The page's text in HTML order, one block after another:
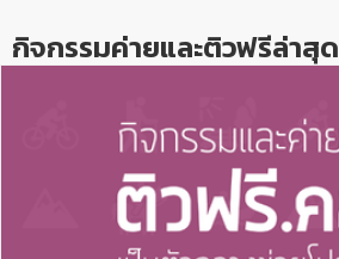
กิจกรรมค่ายและติวฟรีล่าสุด